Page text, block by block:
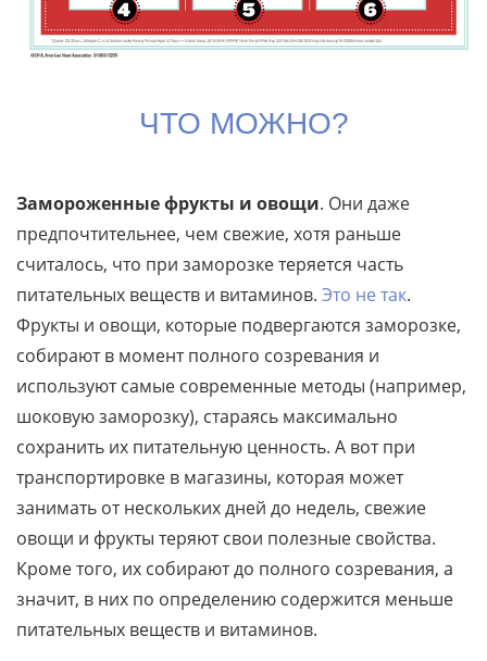
ЧТО МОЖНО?
Замороженные фрукты и овощи. Они даже
предпочтительнее, чем свежие, хотя раньше
считалось, что при заморозке теряется часть
питательных веществ и витаминов. Это не так.
Фрукты и овощи, которые подвергаются заморозке,
собирают в момент полного созревания и
используют самые современные методы (например,
шоковую заморозку), стараясь максимально
сохранить их питательную ценность. А вот при
транспортировке в магазины, которая может
занимать от нескольких дней до недель, свежие
овощи и фрукты теряют свои полезные свойства.
Кроме того, их собирают до полного созревания, а
значит, в них по определению содержится меньше
питательных веществ и витаминов.